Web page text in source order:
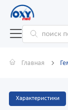
Главная
Характеристики